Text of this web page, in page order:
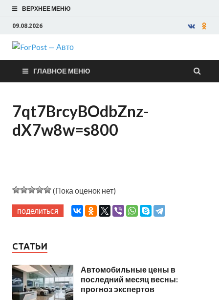
ВЕРХНЕЕ МЕНЮ
09.08.2026
ForPost —
Авто
ГЛАВНОЕ МЕНЮ
7qt7BrcyBOdbZnz-
dX7w8w=s800
(Пока оценок нет)
поделиться
СТАТЬИ
Автомобильные цены в
последний месяц весны:
прогноз экспертов